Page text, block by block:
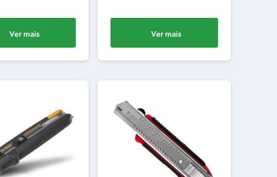
Ver mais Ver mais